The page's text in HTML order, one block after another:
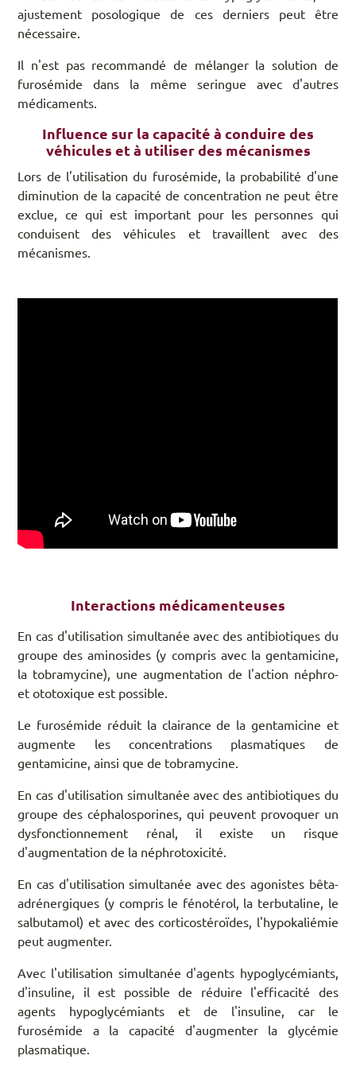
ajustement posologique de ces derniers peut être
nécessaire.
Il n'est pas recommandé de mélanger la solution de
furosémide dans la même seringue avec d'autres
médicaments.
Influence sur la capacité à conduire des
véhicules et à utiliser des mécanismes
Lors de l'utilisation du furosémide, la probabilité d'une
diminution de la capacité de concentration ne peut être
exclue, ce qui est important pour les personnes qui
conduisent des véhicules et travaillent avec des
mécanismes.
Interactions médicamenteuses
En cas d'utilisation simultanée avec des antibiotiques du
groupe des aminosides (y compris avec la gentamicine,
la tobramycine), une augmentation de l'action néphro-
et ototoxique est possible.
Le furosémide réduit la clairance de la gentamicine et
augmente les concentrations plasmatiques de
gentamicine, ainsi que de tobramycine.
En cas d'utilisation simultanée avec des antibiotiques du
groupe des céphalosporines, qui peuvent provoquer un
dysfonctionnement rénal, il existe un risque
d'augmentation de la néphrotoxicité.
En cas d'utilisation simultanée avec des agonistes bêta-
adrénergiques (y compris le fénotérol, la terbutaline, le
salbutamol) et avec des corticostéroïdes, l'hypokaliémie
peut augmenter.
Avec l'utilisation simultanée d'agents hypoglycémiants,
d'insuline, il est possible de réduire l'efficacité des
agents hypoglycémiants et de l'insuline, car le
furosémide a la capacité d'augmenter la glycémie
plasmatique.